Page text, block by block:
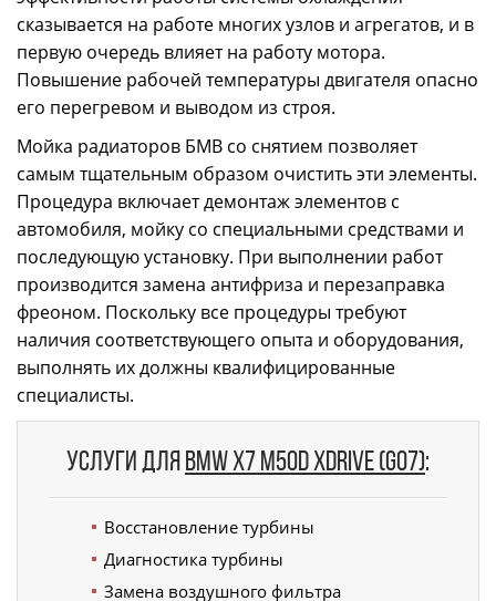
сказывается на работе многих узлов и агрегатов, и в
первую очередь влияет на работу мотора.
Повышение рабочей температуры двигателя опасно
его перегревом и выводом из строя.
Мойка радиаторов БМВ со снятием позволяет
самым тщательным образом очистить эти элементы.
Процедура включает демонтаж элементов с
автомобиля, мойку со специальными средствами и
последующую установку. При выполнении работ
производится замена антифриза и перезаправка
фреоном. Поскольку все процедуры требуют
наличия соответствующего опыта и оборудования,
выполнять их должны квалифицированные
специалисты.
Услуги дляBMW X7 M50d xDrive (G07):
Восстановление турбины
Диагностика турбины
Замена воздушного фильтра